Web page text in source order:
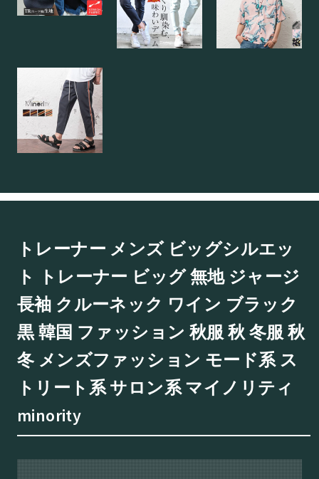
トレーナー メンズ ビッグシルエッ
ト トレーナー ビッグ 無地 ジャージ
長袖 クルーネック ワイン ブラック
黒 韓国 ファッション 秋服 秋 冬服 秋
冬 メンズファッション モード系 ス
トリート系 サロン系 マイノリティ
minority